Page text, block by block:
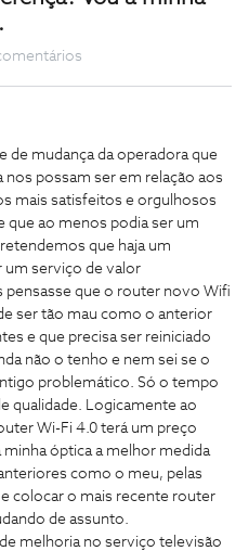
de mudança da operadora que
nos possam ser em relação aos
mais satisfeitos e orgulhosos
que ao menos podia ser um
que haja um
serviço de valor
pensasse que o router novo Wifi
ser tão mau como o anterior
e que precisa ser reiniciado
não o tenho e nem sei se o
problemático. Só o tempo
qualidade. Logicamente ao
Wi-Fi 4.0 terá um preço
minha óptica a melhor medida
como o meu, pelas
colocar o mais recente router
de assunto.
melhoria no serviço televisão